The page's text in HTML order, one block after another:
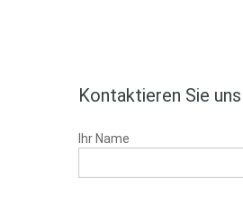
Kontaktieren Sie uns
Ihr Name